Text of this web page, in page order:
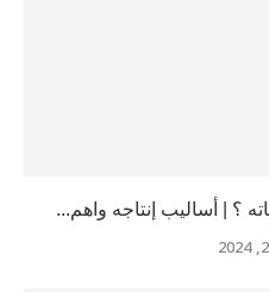
؟ | أساليب إنتاجه واهم...